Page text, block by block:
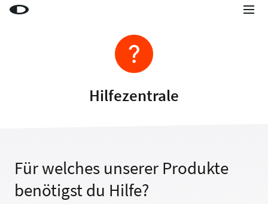
Shop
Support
Hilfezentrale
Für welches unserer Produkte
benötigst du Hilfe?